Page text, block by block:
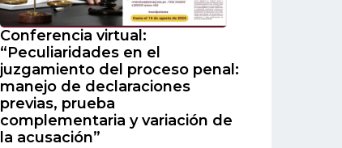
Conferencia virtual:
“Peculiaridades en el
juzgamiento del proceso penal:
manejo de declaraciones
previas, prueba
complementaria y variación de
la acusación”